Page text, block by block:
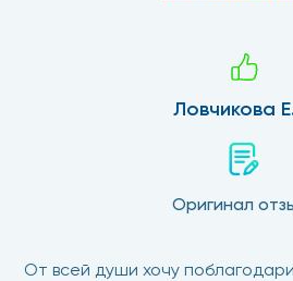
Ловчикова
Оригинал
От всей души хочу